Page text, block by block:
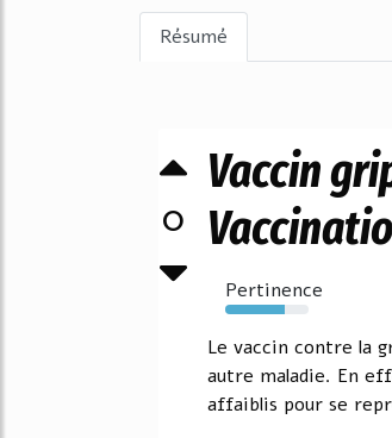
Résumé
0
Vaccin
Pertinence
72%
Le vaccin contre la
autre maladie. En
affaiblis pour se